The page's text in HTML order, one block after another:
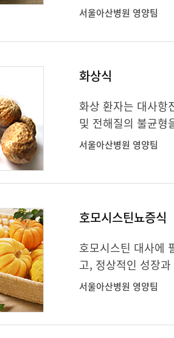
서울아산병원 영양팀
화상식
화상 환자는 대사항
및 전해질의 불균형
서울아산병원 영양팀
호모시스틴뇨증식
호모시스틴 대사에
고, 정상적인 성장
서울아산병원 영양팀